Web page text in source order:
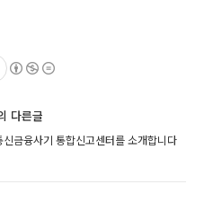
다른글
금융사기 통합신고센터를 소개합니다